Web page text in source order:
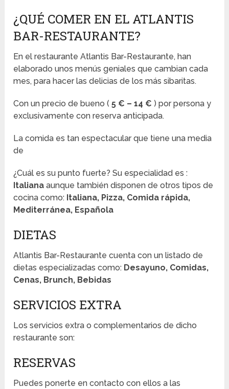
¿QUÉ COMER EN EL ATLANTIS
BAR-RESTAURANTE?
En el restaurante Atlantis Bar-Restaurante, han
elaborado unos menús geniales que cambian cada
mes, para hacer las delicias de los más sibaritas.
Con un precio de bueno (5 € – 14 € ) por persona y
exclusivamente con reserva anticipada.
La comida es tan espectacular que tiene una media
de
¿Cuál es su punto fuerte? Su especialidad es :
Italianaaunque también disponen de otros tipos de
cocina como: Italiana, Pizza, Comida rápida,
Mediterránea, Española
DIETAS
Atlantis Bar-Restaurante cuenta con un listado de
dietas especializadas como: Desayuno, Comidas,
Cenas, Brunch, Bebidas
SERVICIOS EXTRA
Los servicios extra o complementarios de dicho
restaurante son:
RESERVAS
Puedes ponerte en contacto con ellos a las